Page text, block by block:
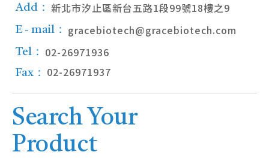
Add： 新北市汐止區新台五路1段99號18樓之9
E - mail： gracebiotech@gracebiotech.com
Tel： 02-26971936
Fax： 02-26971937
Search Your
Product